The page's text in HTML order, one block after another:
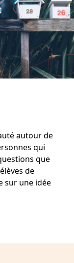
autour de
qui
que
de
sur une idée